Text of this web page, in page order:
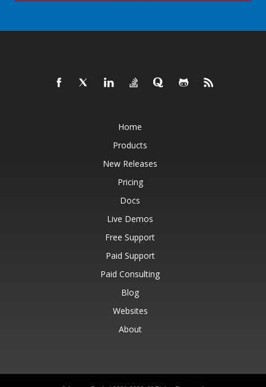
Home
Products
New Releases
Pricing
Docs
Live Demos
Free Support
Paid Support
Paid Consulting
Blog
Websites
About